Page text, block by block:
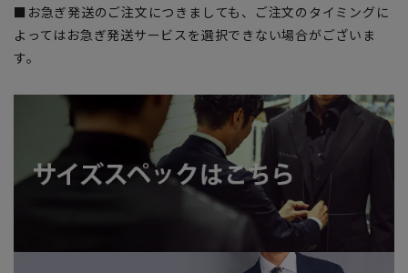
■お急ぎ発送のご注文につきましても、ご注文のタイミングに
よってはお急ぎ発送サービスを選択できない場合がございま
す。